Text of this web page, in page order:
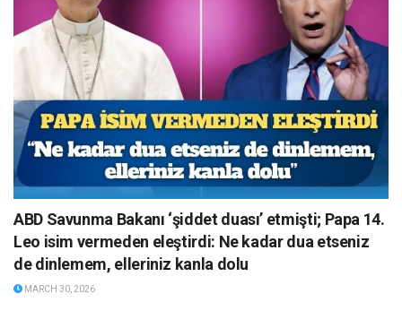
ABD Savunma Bakanı ‘şiddet duası’ etmişti; Papa 14.
Leo isim vermeden eleştirdi: Ne kadar dua etseniz
de dinlemem, elleriniz kanla dolu
MARCH 30, 2026